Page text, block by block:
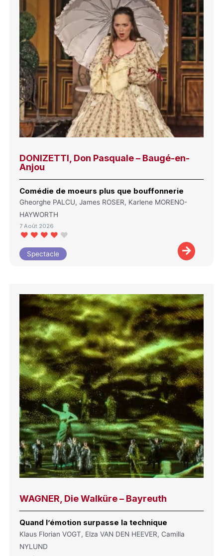
DONIZETTI, Don Pasquale – Baugé-en-
Anjou
Comédie de moeurs plus que bouffonnerie
Gheorghe PALCU, James ROSER, Karlene MORENO-
HAYWORTH
7 Août 2026
Spectacle
WAGNER, Die Walküre – Bayreuth
Quand l’émotion surpasse la technique
Klaus Florian VOGT, Elza VAN DEN HEEVER, Camilla
NYLUND